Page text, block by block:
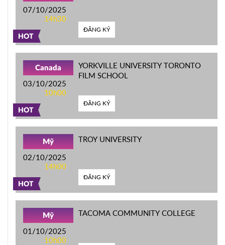
HOT
07/10/2025
14h30
ĐĂNG KÝ
HOT
Canada
03/10/2025
10h00
YORKVILLE UNIVERSITY TORONTO
FILM SCHOOL
ĐĂNG KÝ
HOT
Mỹ
02/10/2025
14h00
TROY UNIVERSITY
ĐĂNG KÝ
Mỹ
01/10/2025
10h00
TACOMA COMMUNITY COLLEGE